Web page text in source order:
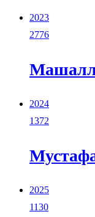
2023
2776
2024
1372
2025
1130